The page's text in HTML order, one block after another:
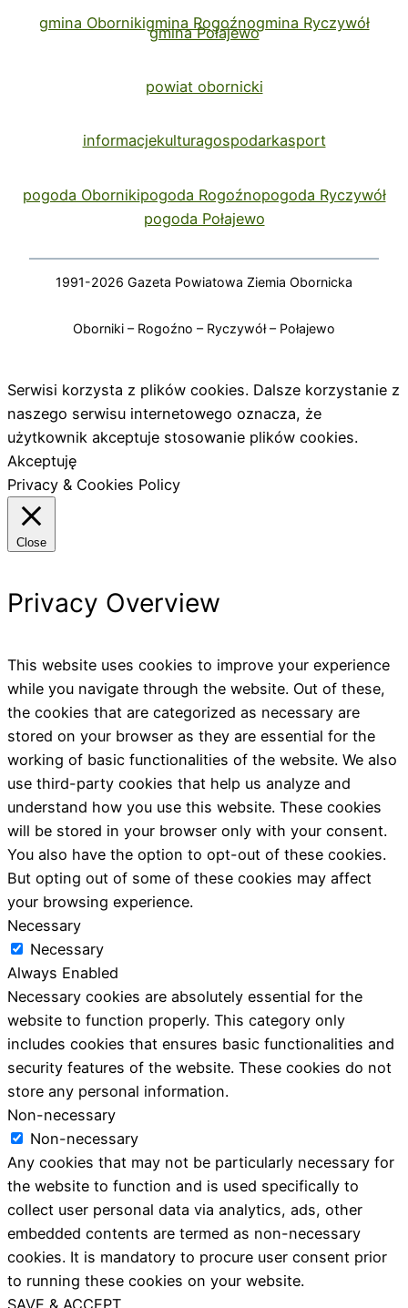
gmina Obornikigmina Rogoźnogmina Ryczywół
gmina Połajewo
powiat obornicki
informacjekulturagospodarkasport
pogoda Obornikipogoda Rogoźnopogoda Ryczywół
pogoda Połajewo
1991-2026 Gazeta Powiatowa Ziemia Obornicka
Oborniki – Rogoźno – Ryczywół – Połajewo
Serwisi korzysta z plików cookies. Dalsze korzystanie z
naszego serwisu internetowego oznacza, że
użytkownik akceptuje stosowanie plików cookies.
Akceptuję
Privacy & Cookies Policy
Close
Privacy Overview
This website uses cookies to improve your experience
while you navigate through the website. Out of these,
the cookies that are categorized as necessary are
stored on your browser as they are essential for the
working of basic functionalities of the website. We also
use third-party cookies that help us analyze and
understand how you use this website. These cookies
will be stored in your browser only with your consent.
You also have the option to opt-out of these cookies.
But opting out of some of these cookies may affect
your browsing experience.
Necessary
Necessary
Always Enabled
Necessary cookies are absolutely essential for the
website to function properly. This category only
includes cookies that ensures basic functionalities and
security features of the website. These cookies do not
store any personal information.
Non-necessary
Non-necessary
Any cookies that may not be particularly necessary for
the website to function and is used specifically to
collect user personal data via analytics, ads, other
embedded contents are termed as non-necessary
cookies. It is mandatory to procure user consent prior
to running these cookies on your website.